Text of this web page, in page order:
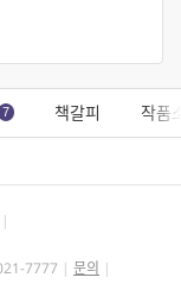
7 책갈피 작품
7777
문의